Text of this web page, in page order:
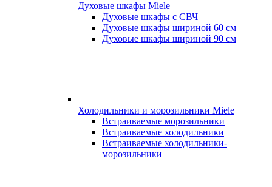
Духовые шкафы Miele
Духовые шкафы с СВЧ
Духовые шкафы шириной 60 см
Духовые шкафы шириной 90 см
Холодильники и морозильники Miele
Встраиваемые морозильники
Встраиваемые холодильники
Встраиваемые холодильники-
морозильники